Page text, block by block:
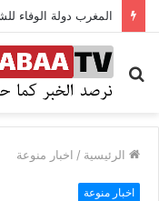
المغرب دولة الوفاء
بحث
عن
الرئيسية / اخبار منوعة
اخبار منوعة